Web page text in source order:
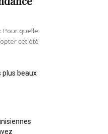
Pour quelle
cet été
plus beaux